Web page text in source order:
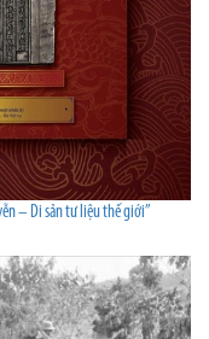
– Di sản tư liệu thế giới”